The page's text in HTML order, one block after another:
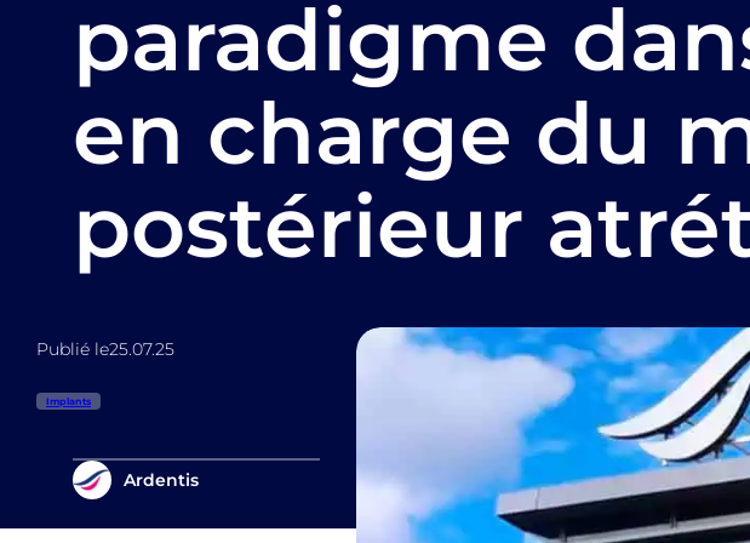
paradigme
en charge du
postérieur
Publié le25.07.25
Implants
Ardentis